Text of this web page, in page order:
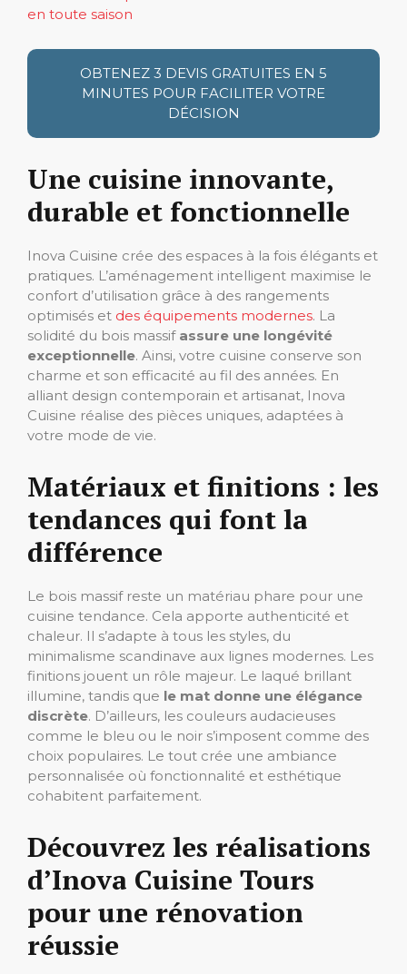
en toute saison
OBTENEZ 3 DEVIS GRATUITES EN 5
MINUTES POUR FACILITER VOTRE
DÉCISION
Une cuisine innovante,
durable et fonctionnelle
Inova Cuisine crée des espaces à la fois élégants et
pratiques. L’aménagement intelligent maximise le
confort d’utilisation grâce à des rangements
optimisés et des équipements modernes. La
solidité du bois massif assure une longévité
exceptionnelle. Ainsi, votre cuisine conserve son
charme et son efficacité au fil des années. En
alliant design contemporain et artisanat, Inova
Cuisine réalise des pièces uniques, adaptées à
votre mode de vie.
Matériaux et finitions : les
tendances qui font la
différence
Le bois massif reste un matériau phare pour une
cuisine tendance. Cela apporte authenticité et
chaleur. Il s’adapte à tous les styles, du
minimalisme scandinave aux lignes modernes. Les
finitions jouent un rôle majeur. Le laqué brillant
illumine, tandis que le mat donne une élégance
discrète. D’ailleurs, les couleurs audacieuses
comme le bleu ou le noir s’imposent comme des
choix populaires. Le tout crée une ambiance
personnalisée où fonctionnalité et esthétique
cohabitent parfaitement.
Découvrez les réalisations
d’Inova Cuisine Tours
pour une rénovation
réussie